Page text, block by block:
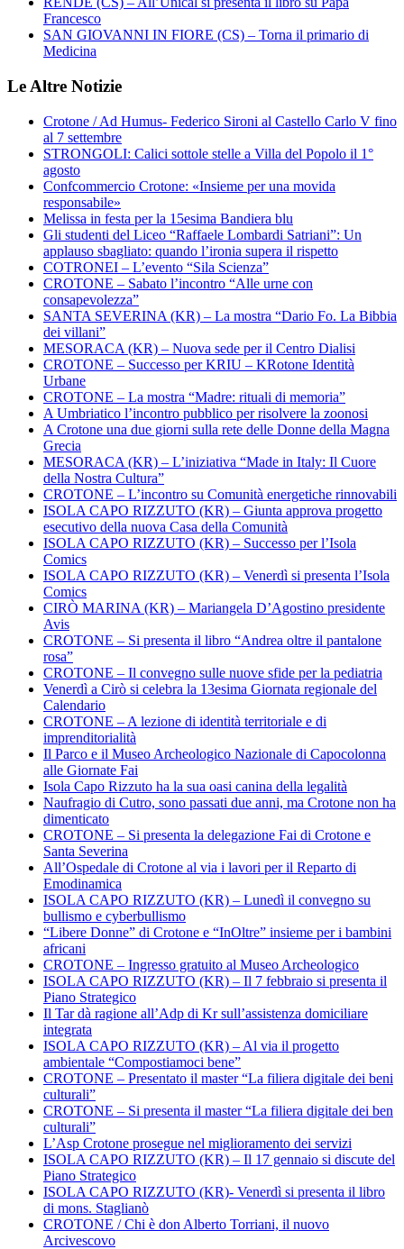
Francesco
SAN GIOVANNI IN FIORE (CS) – Torna il primario di
Medicina
Le Altre Notizie
Crotone / Ad Humus- Federico Sironi al Castello Carlo V fino
al 7 settembre
STRONGOLI: Calici sottole stelle a Villa del Popolo il 1°
agosto
Confcommercio Crotone: «Insieme per una movida
responsabile»
Melissa in festa per la 15esima Bandiera blu
Gli studenti del Liceo “Raffaele Lombardi Satriani”: Un
applauso sbagliato: quando l’ironia supera il rispetto
COTRONEI – L’evento “Sila Scienza”
CROTONE – Sabato l’incontro “Alle urne con
consapevolezza”
SANTA SEVERINA (KR) – La mostra “Dario Fo. La Bibbia
dei villani”
MESORACA (KR) – Nuova sede per il Centro Dialisi
CROTONE – Successo per KRIU – KRotone Identità
Urbane
CROTONE – La mostra “Madre: rituali di memoria”
A Umbriatico l’incontro pubblico per risolvere la zoonosi
A Crotone una due giorni sulla rete delle Donne della Magna
Grecia
MESORACA (KR) – L’iniziativa “Made in Italy: Il Cuore
della Nostra Cultura”
CROTONE – L’incontro su Comunità energetiche rinnovabili
ISOLA CAPO RIZZUTO (KR) – Giunta approva progetto
esecutivo della nuova Casa della Comunità
ISOLA CAPO RIZZUTO (KR) – Successo per l’Isola
Comics
ISOLA CAPO RIZZUTO (KR) – Venerdì si presenta l’Isola
Comics
CIRÒ MARINA (KR) – Mariangela D’Agostino presidente
Avis
CROTONE – Si presenta il libro “Andrea oltre il pantalone
rosa”
CROTONE – Il convegno sulle nuove sfide per la pediatria
Venerdì a Cirò si celebra la 13esima Giornata regionale del
Calendario
CROTONE – A lezione di identità territoriale e di
imprenditorialità
Il Parco e il Museo Archeologico Nazionale di Capocolonna
alle Giornate Fai
Isola Capo Rizzuto ha la sua oasi canina della legalità
Naufragio di Cutro, sono passati due anni, ma Crotone non ha
dimenticato
CROTONE – Si presenta la delegazione Fai di Crotone e
Santa Severina
All’Ospedale di Crotone al via i lavori per il Reparto di
Emodinamica
ISOLA CAPO RIZZUTO (KR) – Lunedì il convegno su
bullismo e cyberbullismo
“Libere Donne” di Crotone e “InOltre” insieme per i bambini
africani
CROTONE – Ingresso gratuito al Museo Archeologico
ISOLA CAPO RIZZUTO (KR) – Il 7 febbraio si presenta il
Piano Strategico
Il Tar dà ragione all’Adp di Kr sull’assistenza domiciliare
integrata
ISOLA CAPO RIZZUTO (KR) – Al via il progetto
ambientale “Compostiamoci bene”
CROTONE – Presentato il master “La filiera digitale dei beni
culturali”
CROTONE – Si presenta il master “La filiera digitale dei ben
culturali”
L’Asp Crotone prosegue nel miglioramento dei servizi
ISOLA CAPO RIZZUTO (KR) – Il 17 gennaio si discute del
Piano Strategico
ISOLA CAPO RIZZUTO (KR)- Venerdì si presenta il libro
di mons. Staglianò
CROTONE / Chi è don Alberto Torriani, il nuovo
Arcivescovo